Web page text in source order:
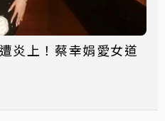
炎上！蔡幸娟愛女道